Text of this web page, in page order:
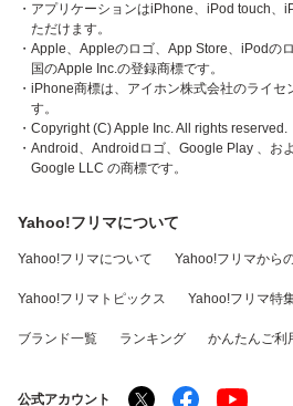
・アプリケーションはiPhone、iPod touch
ただけます。
・Apple、Appleのロゴ、App Store、iPodの
国のApple Inc.の登録商標です。
・iPhone商標は、アイホン株式会社のライセ
す。
・Copyright (C) Apple Inc. All rights reserved.
・Android、Androidロゴ、Google Play 、お
Google LLC の商標です。
Yahoo!フリマについて
Yahoo!フリマについて Yahoo!フリマから
Yahoo!フリマトピックス Yahoo!フリマ特
ブランド一覧 ランキング かんたんご利
公式アカウント